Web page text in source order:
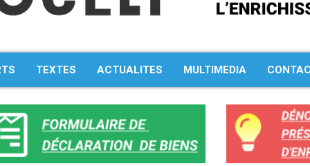
TEXTES ACTUALITES MULTIMEDIA